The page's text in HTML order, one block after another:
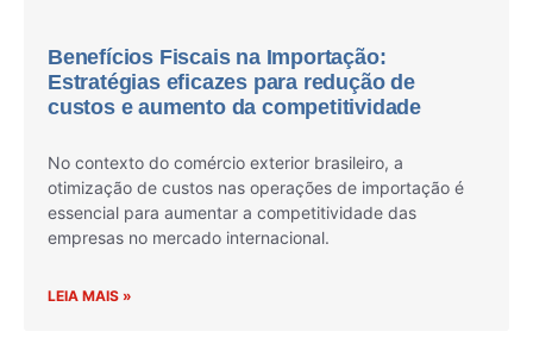
Benefícios Fiscais na Importação:
Estratégias eficazes para redução de
custos e aumento da competitividade
No contexto do comércio exterior brasileiro, a
otimização de custos nas operações de importação é
essencial para aumentar a competitividade das
empresas no mercado internacional.
LEIA MAIS »